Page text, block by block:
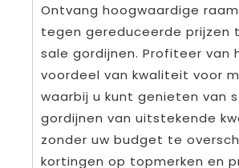
Ontvang hoogwaardige
tegen gereduceerde prijzen
sale gordijnen. Profiteer van
voordeel van kwaliteit voor
waarbij u kunt genieten van
gordijnen van uitstekende
zonder uw budget te
kortingen op topmerken en